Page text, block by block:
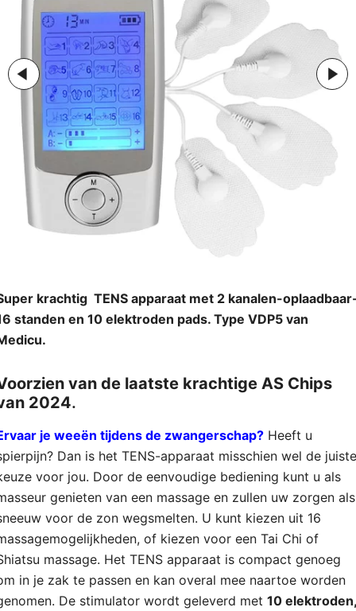
krachtig TENS apparaat met 2 kanalen-
standen en 10 elektroden pads. Type VDP5 van
van de laatste krachtige AS Chips
2024.
je weeën tijdens de zwangerschap? Heeft u
Dan is het TENS-apparaat misschien wel de juiste
voor jou. Door de eenvoudige bediening kunt u als
genieten van een massage en zullen uw zorgen als
voor de zon wegsmelten. U kunt kiezen uit 16
of kiezen voor een Tai Chi of
massage. Het TENS apparaat is compact genoeg
in je zak te passen en kan overal mee naartoe worden
De stimulator wordt geleverd met 10 elektroden,